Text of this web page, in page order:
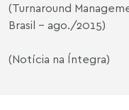
(Turnaround
Brasil - ago./2015)
(Notícia na Íntegra)